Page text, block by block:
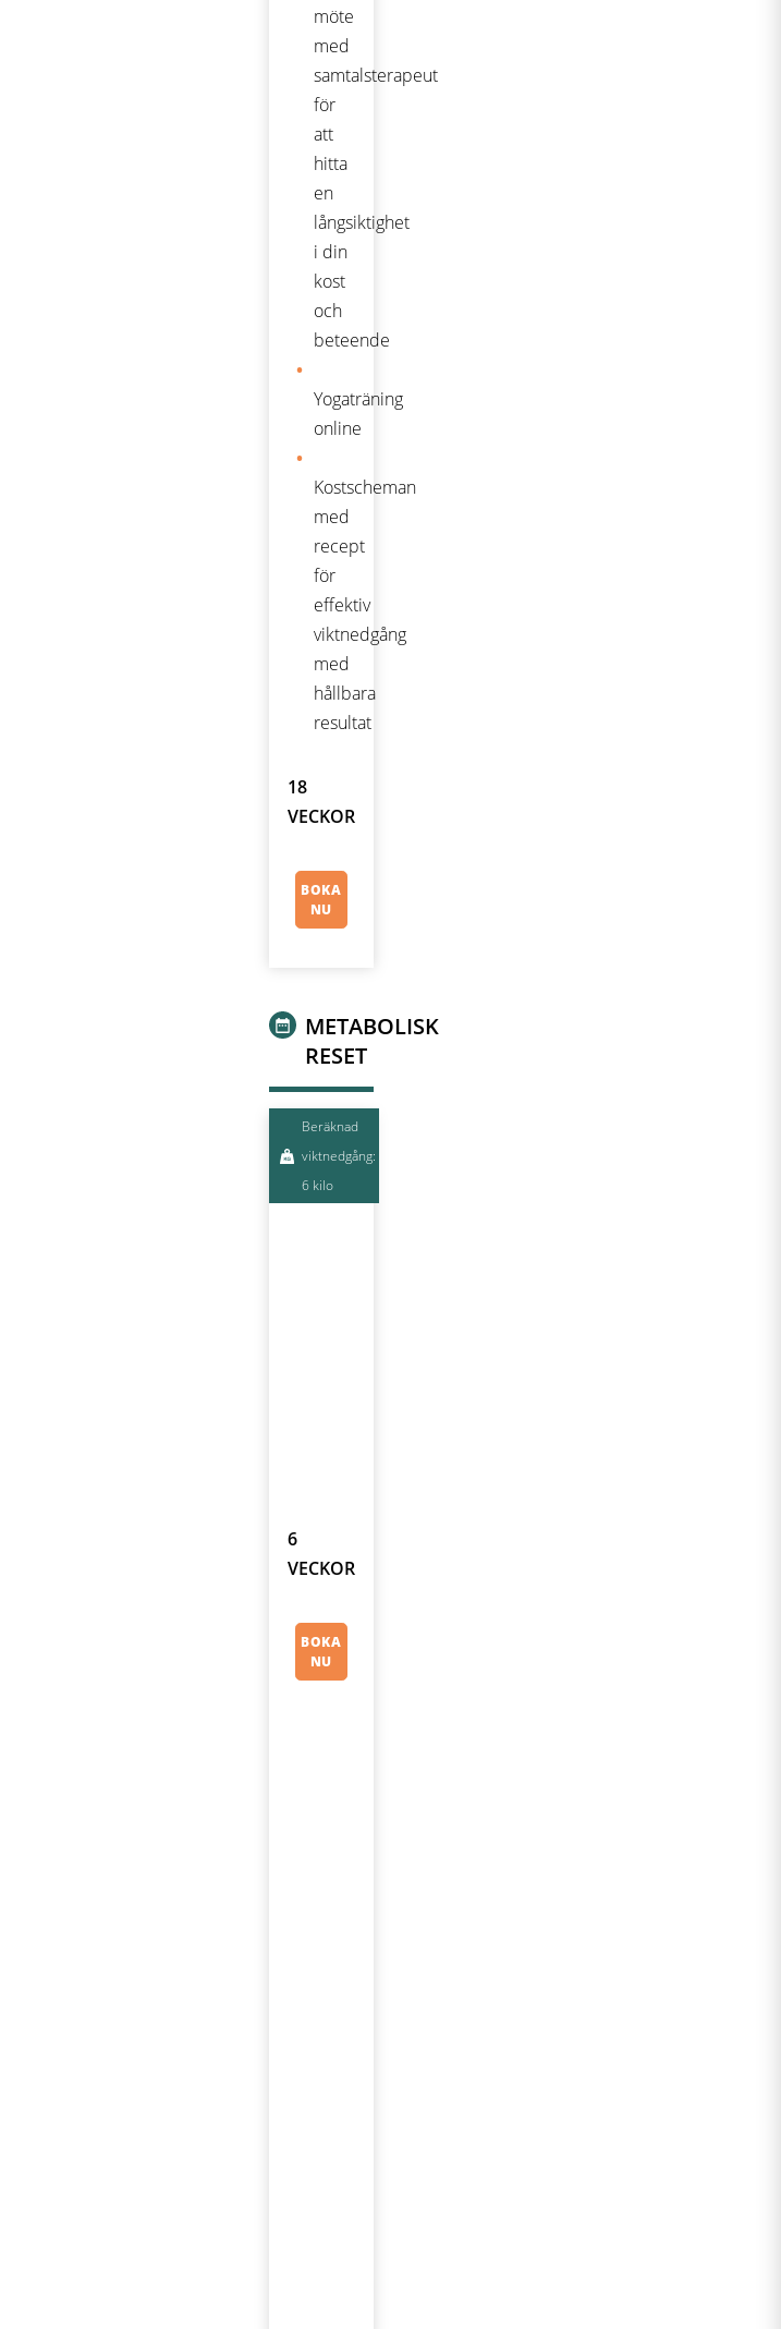
möte
med
samtalsterapeut
för
att
hitta
en
långsiktighet
i din
kost
och
beteende
Yogaträning
online
Kostscheman
med
recept
för
effektiv
viktnedgång
med
hållbara
resultat
18
VECKOR
BOKA
NU
METABOLISK
RESET
Beräknad
viktnedgång:
6 kilo
6
VECKOR
BOKA
NU